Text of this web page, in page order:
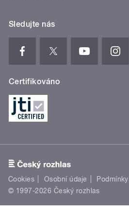
Sledujte nás
Certifikováno
Cookies Osobní údaje
© 1997-2026 Český rozhlas